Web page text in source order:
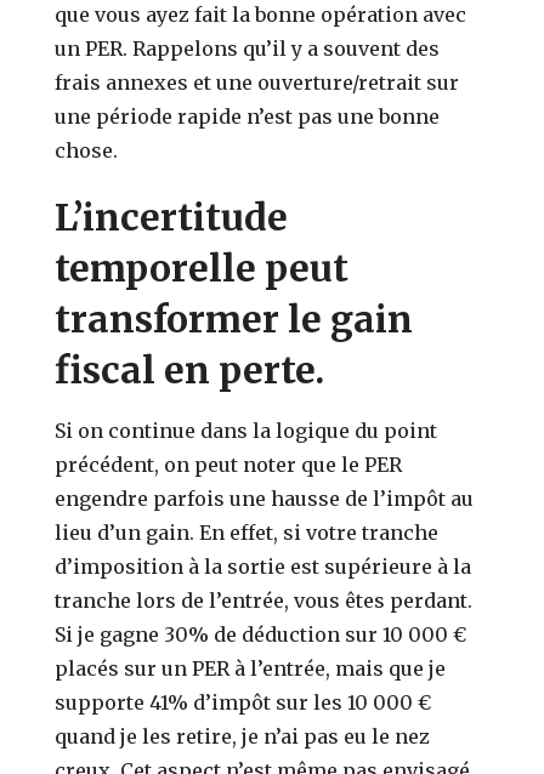
que vous ayez fait la bonne opération avec
un PER. Rappelons qu’il y a souvent des
frais annexes et une ouverture/retrait sur
une période rapide n’est pas une bonne
chose.
L’incertitude
temporelle peut
transformer le gain
fiscal en perte.
Si on continue dans la logique du point
précédent, on peut noter que le PER
engendre parfois une hausse de l’impôt au
lieu d’un gain. En effet, si votre tranche
d’imposition à la sortie est supérieure à la
tranche lors de l’entrée, vous êtes perdant.
Si je gagne 30% de déduction sur 10 000 €
placés sur un PER à l’entrée, mais que je
supporte 41% d’impôt sur les 10 000 €
quand je les retire, je n’ai pas eu le nez